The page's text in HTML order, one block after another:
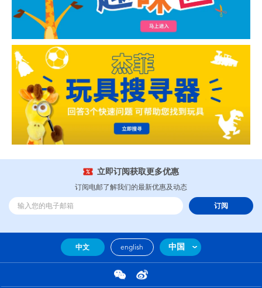
立即订阅获取更多优惠
订阅电邮了解我们的最新优惠及动态
订阅
中文 english 中国